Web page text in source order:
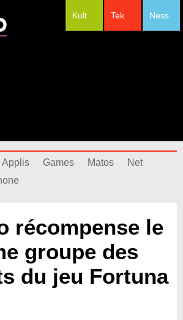
Ness
Tek
Kult
Applis Games Matos
Net
récompense le
groupe des
du jeu Fortuna